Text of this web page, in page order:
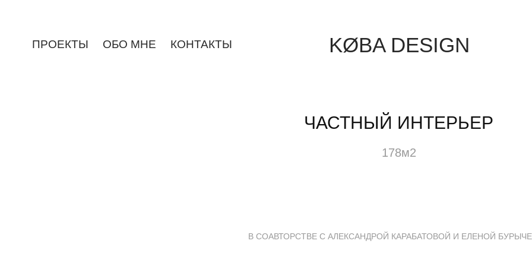
ПРОЕКТЫ ОБО МНЕ КОНТАКТЫ KØBA DESIGN
ЧАСТНЫЙ ИНТЕРЬЕР
178м2
В СОАВТОРСТВЕ С АЛЕКСАНДРОЙ КАРАБАТОВОЙ И ЕЛЕНОЙ